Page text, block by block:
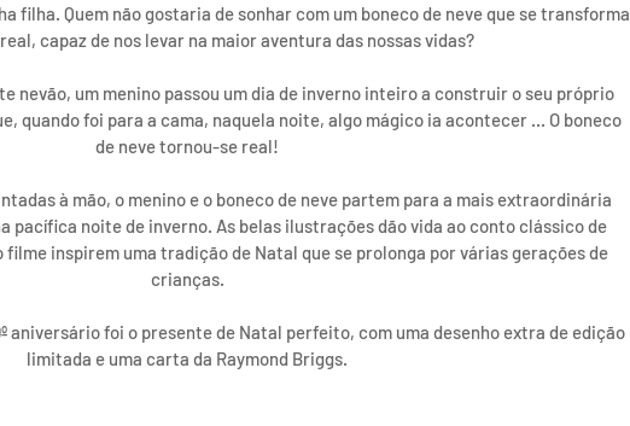
filha. Quem não gostaria de sonhar com um boneco de neve que se transforma
capaz de nos levar na maior aventura das nossas vidas?
nevão, um menino passou um dia de inverno inteiro a construir o seu próprio
quando foi para a cama, naquela noite, algo mágico ia acontecer ... O boneco
de neve tornou-se real!
à mão, o menino e o boneco de neve partem para a mais extraordinária
pacífica noite de inverno. As belas ilustrações dão vida ao conto clássico de
filme inspirem uma tradição de Natal que se prolonga por várias gerações de
crianças.
aniversário foi o presente de Natal perfeito, com uma desenho extra de edição
limitada e uma carta da Raymond Briggs.